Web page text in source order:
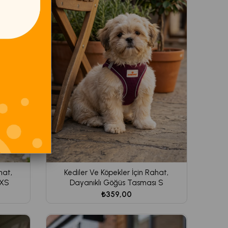
Kediler Ve Köpekler İçin Rahat,
Dayanıklı Göğüs Tasması S
₺359,00